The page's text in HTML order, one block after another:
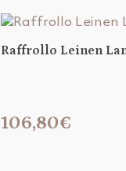
Raffrollo Leinen
106,80€